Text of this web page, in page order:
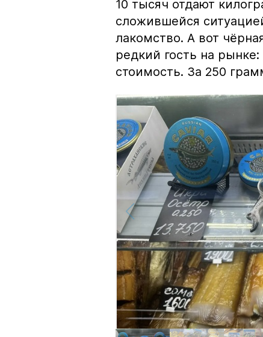
10 тысяч отдают
сложившейся
лакомство. А вот
редкий гость на
стоимость. За 250